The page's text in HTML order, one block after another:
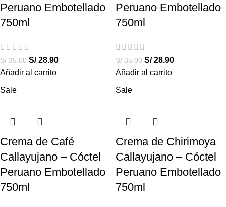
Peruano Embotellado
750ml
S/35.00 S/28.90
Añadir al carrito
Peruano Embotellado
750ml
S/35.00 S/28.90
Añadir al carrito
Sale
Crema de Café
Callayujano – Cóctel
Peruano Embotellado
750ml
Sale
Crema de Chirimoya
Callayujano – Cóctel
Peruano Embotellado
750ml